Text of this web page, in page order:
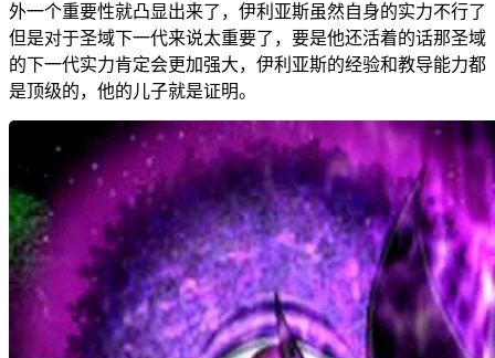
外一个重要性就凸显出来了，伊利亚斯虽然自身的实力不行了
但是对于圣域下一代来说太重要了，要是他还活着的话那圣域
的下一代实力肯定会更加强大，伊利亚斯的经验和教导能力都
是顶级的，他的儿子就是证明。